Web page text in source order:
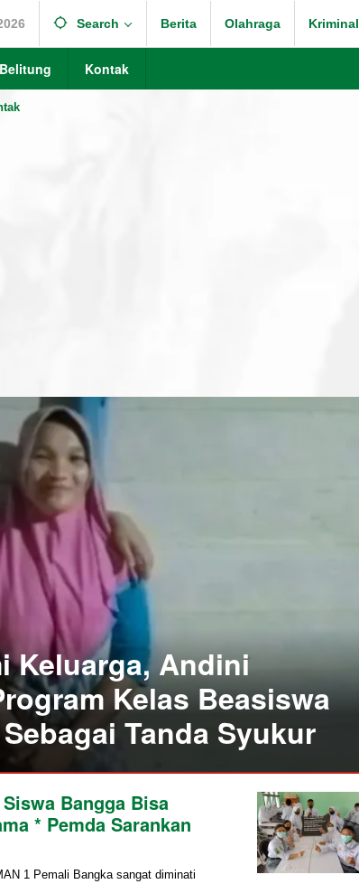
Search Berita Olahraga Kriminal
Kontak
Keluarga, Andini
Kelas Beasiswa
Tanda Syukur
Bangga Bisa
* Pemda Sarankan
1 Pemali Bangka sangat diminati